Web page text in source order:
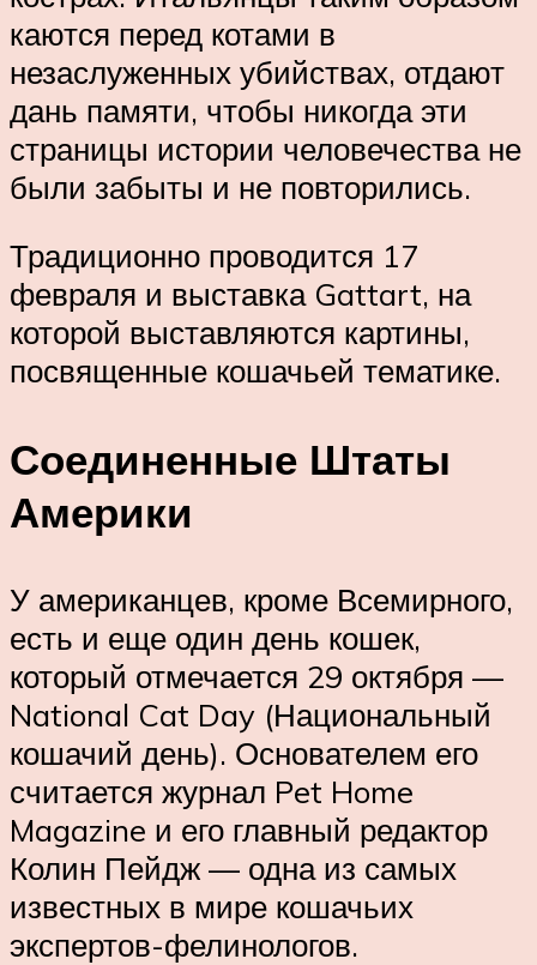
каются перед котами в
незаслуженных убийствах, отдают
дань памяти, чтобы никогда эти
страницы истории человечества не
были забыты и не повторились.
Традиционно проводится 17
февраля и выставка Gattart, на
которой выставляются картины,
посвященные кошачьей тематике.
Соединенные Штаты
Америки
У американцев, кроме Всемирного,
есть и еще один день кошек,
который отмечается 29 октября —
National Cat Day (Национальный
кошачий день). Основателем его
считается журнал Pet Home
Magazine и его главный редактор
Колин Пейдж — одна из самых
известных в мире кошачьих
экспертов-фелинологов.